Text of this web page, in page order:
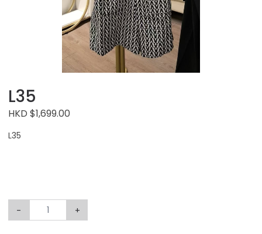
L35
HKD $1,699.00
L35
- +